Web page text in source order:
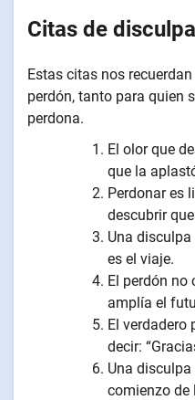
Citas de
Estas citas nos
perdón, tanto para quien
perdona.
El olor que
que la
Perdonar es
descubrir
Una disculpa
es el viaje.
El perdón no
amplía el
El verdadero
decir:
Una disculpa
comienzo de